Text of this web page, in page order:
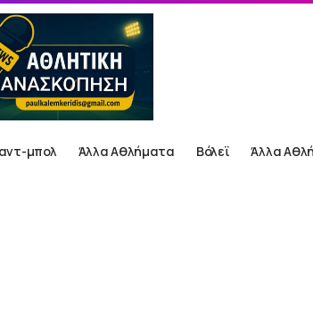
μπολ Άλλα Αθλήματα Βόλεϊ Άλλα